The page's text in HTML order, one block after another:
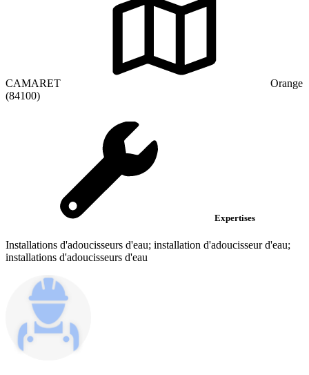
CAMARET
Orange
(84100)
Expertises
Installations d'adoucisseurs d'eau; installation d'adoucisseur d'eau;
installations d'adoucisseurs d'eau